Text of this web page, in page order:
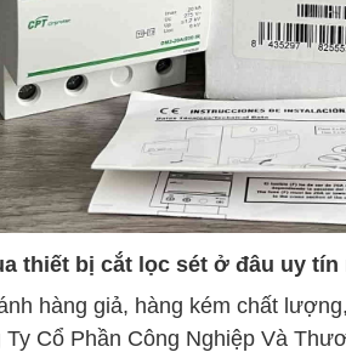
thiết bị cắt lọc sét ở đâu uy tín
hàng giả, hàng kém chất
Ty Cổ Phần Công Nghiệp Và